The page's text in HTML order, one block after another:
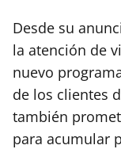
Desde su
la atención de
nuevo
de los clientes
también
para acumular